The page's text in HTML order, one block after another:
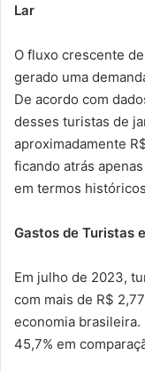
Lar
O fluxo crescente
gerado uma
De acordo com
desses turistas de
aproximadamente
ficando atrás
em termos
Gastos de Turistas
Em julho de 2023,
com mais de R$
economia brasileira.
45,7% em